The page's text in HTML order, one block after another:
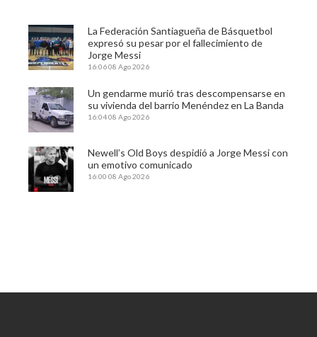
La Federación Santiagueña de Básquetbol
expresó su pesar por el fallecimiento de
Jorge Messi
16:0608 Ago 2026
Un gendarme murió tras descompensarse en
su vivienda del barrio Menéndez en La Banda
16:0408 Ago 2026
Newell’s Old Boys despidió a Jorge Messi con
un emotivo comunicado
16:00 08 Ago 2026